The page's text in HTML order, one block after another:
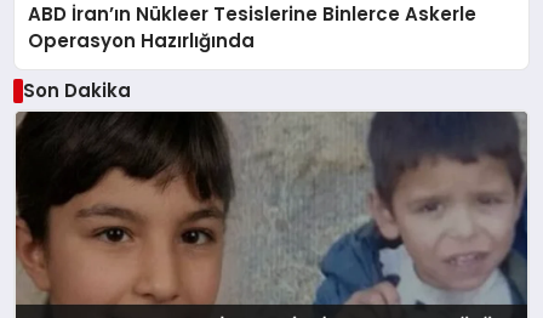
ABD İran’ın Nükleer Tesislerine Binlerce Askerle
Operasyon Hazırlığında
Son Dakika